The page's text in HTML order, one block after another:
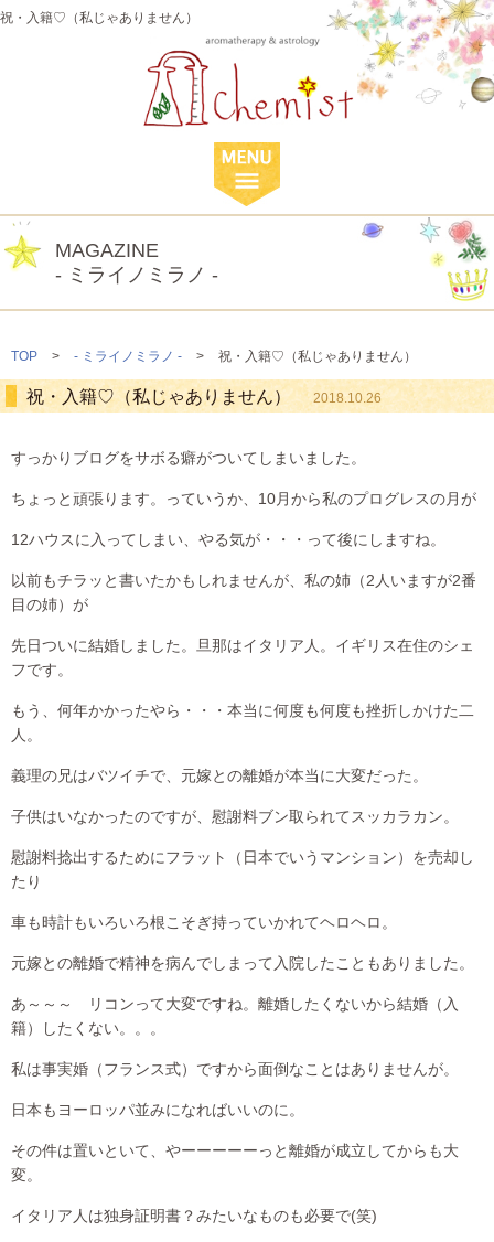
祝・入籍♡（私じゃありません）
MAGAZINE
- ミライノミラノ -
TOP > - ミライノミラノ - > 祝・入籍♡（私じゃありません）
祝・入籍♡（私じゃありません） 2018.10.26
すっかりブログをサボる癖がついてしまいました。
ちょっと頑張ります。っていうか、10月から私のプログレスの月が
12ハウスに入ってしまい、やる気が・・・って後にしますね。
以前もチラッと書いたかもしれませんが、私の姉（2人いますが2番
目の姉）が
先日ついに結婚しました。旦那はイタリア人。イギリス在住のシェ
フです。
もう、何年かかったやら・・・本当に何度も何度も挫折しかけた二
人。
義理の兄はバツイチで、元嫁との離婚が本当に大変だった。
子供はいなかったのですが、慰謝料ブン取られてスッカラカン。
慰謝料捻出するためにフラット（日本でいうマンション）を売却し
たり
車も時計もいろいろ根こそぎ持っていかれてヘロヘロ。
元嫁との離婚で精神を病んでしまって入院したこともありました。
あ～～～ リコンって大変ですね。離婚したくないから結婚（入
籍）したくない。。。
私は事実婚（フランス式）ですから面倒なことはありませんが。
日本もヨーロッパ並みになればいいのに。
その件は置いといて、やーーーーーっと離婚が成立してからも大
変。
イタリア人は独身証明書？みたいなものも必要で(笑)